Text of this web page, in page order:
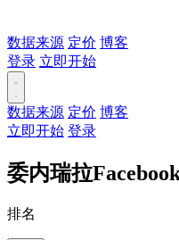
数据来源 定价 博客
登录 立即开始
数据来源 定价 博客
立即开始 登录
委内瑞拉
排名